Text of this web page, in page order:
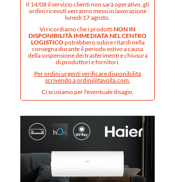
Il 14/08 il servizio clienti non sarà operativo, gli
ordini ricevuti verranno messi in lavorazione
lunedì 17 agosto.
Vi ricordiamo che i prodottiNON IN
DISPONIBILITÀ IMMEDIATA NEL CENTRO
LOGISTICOpotrebbero subire ritardi nella
consegna durante il periodo estivo a causa
della sospensione dei trasferimenti e chiusura
di produttori e fornitori.
Per ordini urgenti verificare disponibilità
scrivendo aordini@tavolla.com.
Ci scusiamo per l'eventuale disagio.